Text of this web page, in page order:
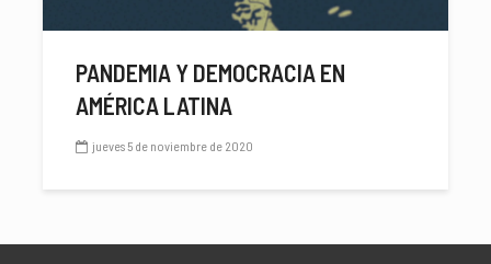
PANDEMIA Y DEMOCRACIA EN
AMÉRICA LATINA
jueves 5 de noviembre de 2020